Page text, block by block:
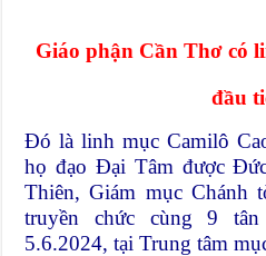
Giáo phận Cần Thơ có
đầu
Ðó là linh mục Camilô
họ đạo Ðại Tâm được
Thiên, Giám mục Chánh
truyền chức cùng 9
5.6.2024, tại Trung tâm